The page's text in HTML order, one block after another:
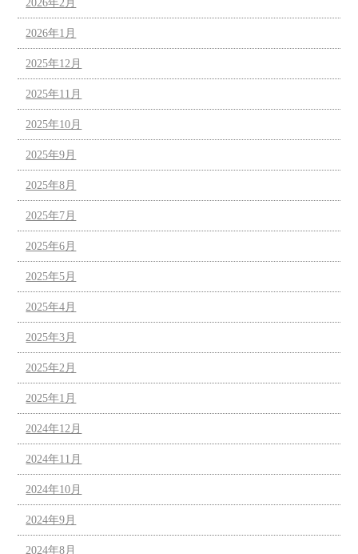
2026年2月
2026年1月
2025年12月
2025年11月
2025年10月
2025年9月
2025年8月
2025年7月
2025年6月
2025年5月
2025年4月
2025年3月
2025年2月
2025年1月
2024年12月
2024年11月
2024年10月
2024年9月
2024年8月